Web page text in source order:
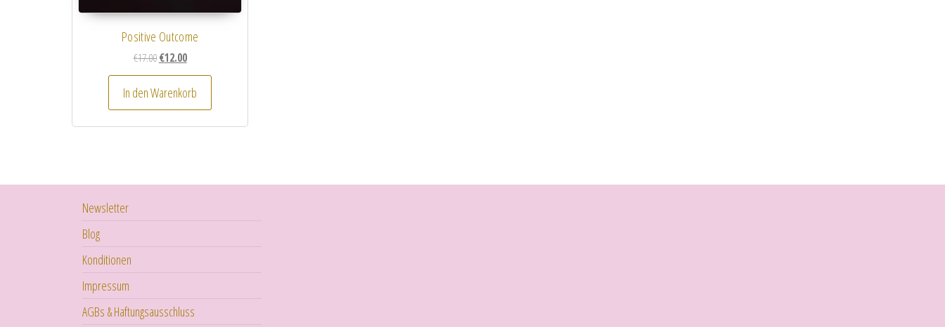
Positive Outcome
€17.00 Ursprünglicher Preis war: €17.00
€12.00Aktueller Preis ist: €12.00.
In den Warenkorb
Newsletter
Blog
Konditionen
Impressum
AGBs & Haftungsausschluss